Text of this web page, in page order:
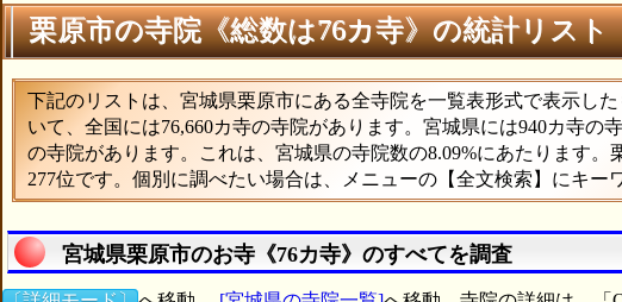
栗原市の寺院《総数は76カ寺》の統計リスト
下記のリストは、宮城県栗原市にある全寺院を一覧表形式で表示し
いて、全国には76,660カ寺の寺院があります。宮城県には940カ寺の
の寺院があります。これは、宮城県の寺院数の8.09%にあたります
277位です。個別に調べたい場合は、メニューの【全文検索】にキー
宮城県栗原市のお寺《76カ寺》のすべてを調査